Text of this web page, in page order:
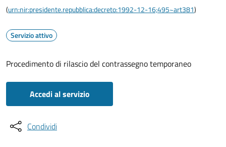
(urn:nir:presidente.repubblica:decreto:1992-12-16;495~art381)
Servizio attivo
Procedimento di rilascio del contrassegno temporaneo
Accedi al servizio
Condividi